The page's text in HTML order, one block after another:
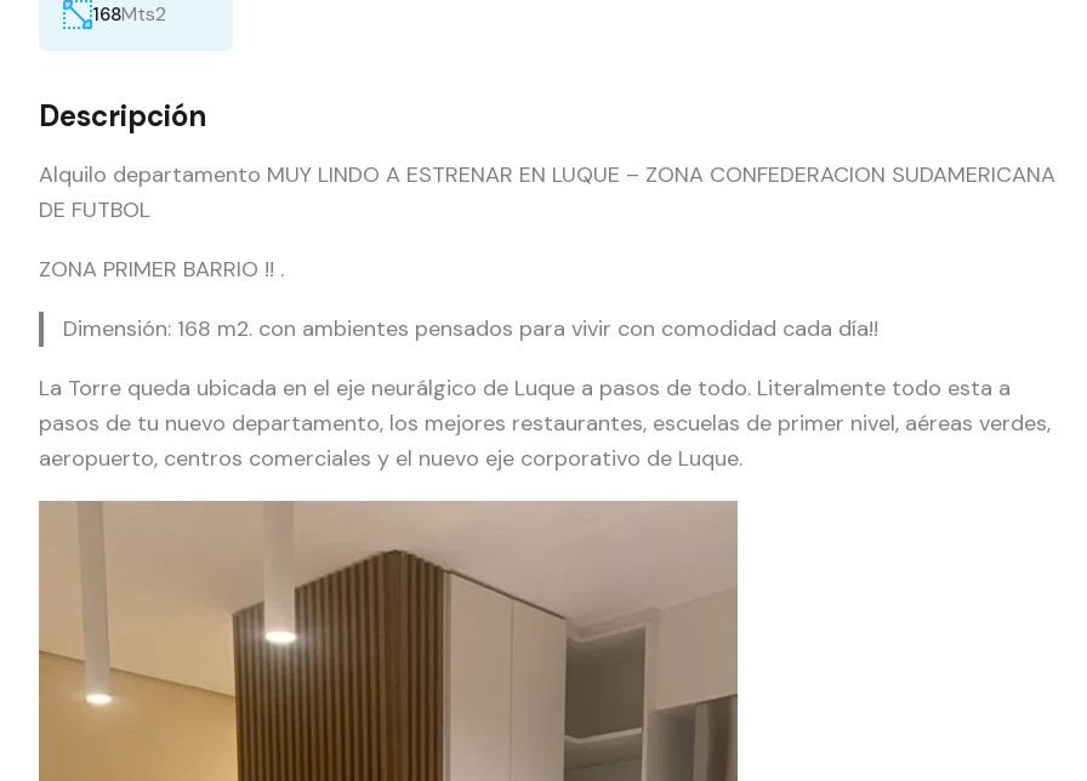
168Mts2
Descripción
Alquilo departamento MUY LINDO A ESTRENAR EN LUQUE – ZONA CONFEDERACION SUDAMERICANA
DE FUTBOL
ZONA PRIMER BARRIO !! .
Dimensión: 168 m2. con ambientes pensados para vivir con comodidad cada día!!
La Torre queda ubicada en el eje neurálgico de Luque a pasos de todo. Literalmente todo esta a
pasos de tu nuevo departamento, los mejores restaurantes, escuelas de primer nivel, aéreas verdes,
aeropuerto, centros comerciales y el nuevo eje corporativo de Luque.